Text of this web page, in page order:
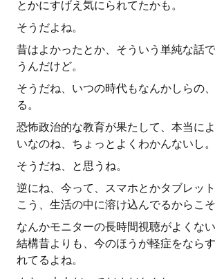
とかにすげえ気にられてたかも。
そうだよね。
昔はよかったとか、そういう単純な話
うんだけど。
そうだね、いつの時代もなんかしらの
る。
恐怖政治的な教育が果たして、本当に
いなのね、ちょっとよくわかんないし。
そうだね、と思うね。
逆にね、今って、スマホとかタブレッ
こう、生活の中に溶け込んでるからこそ
なんかモニターの長時間視聴がよくない
結構昔よりも、今のほうが軽症をなら
れてるよね。